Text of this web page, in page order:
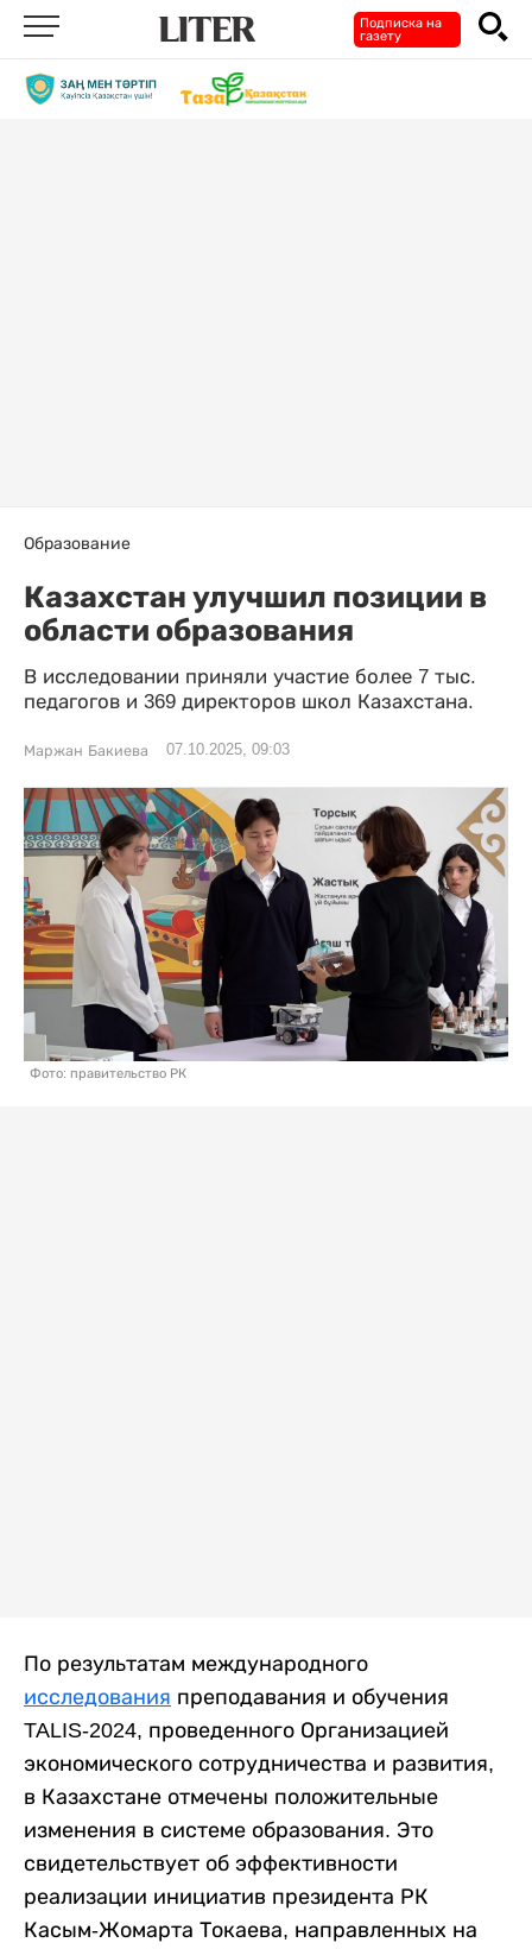
Подписка на
газету
Образование
Казахстан улучшил позиции в
области образования
В исследовании приняли участие более 7 тыс.
педагогов и 369 директоров школ Казахстана.
Маржан Бакиева 07.10.2025, 09:03
Фото: правительство РК
По результатам международного
исследования преподавания и обучения
TALIS-2024, проведенного Организацией
экономического сотрудничества и развития,
в Казахстане отмечены положительные
изменения в системе образования. Это
свидетельствует об эффективности
реализации инициатив президента РК
Касым-Жомарта Токаева, направленных на